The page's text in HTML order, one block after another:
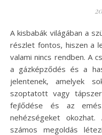
A kisbabák világában a szülők számára szinte minden apró
részlet fontos, hiszen a
valami nincs rendben. A
a gázképződés és a
jelentenek, amelyek
szoptatott vagy
fejlődése és az
nehézségeket
számos megoldás